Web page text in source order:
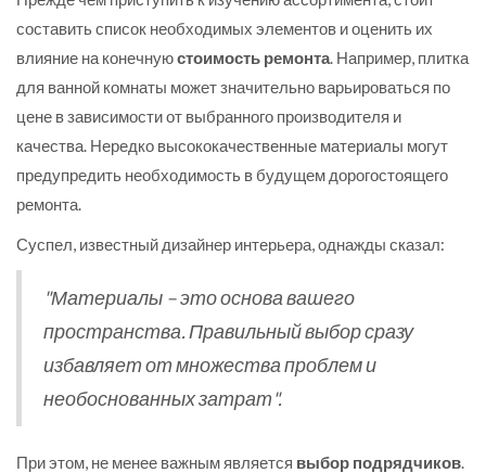
составить список необходимых элементов и оценить их
влияние на конечнуюстоимость ремонта. Например, плитка
для ванной комнаты может значительно варьироваться по
цене в зависимости от выбранного производителя и
качества. Нередко высококачественные материалы могут
предупредить необходимость в будущем дорогостоящего
ремонта.
Суспел, известный дизайнер интерьера, однажды сказал:
"Материалы – это основа вашего
пространства. Правильный выбор сразу
избавляет от множества проблем и
необоснованных затрат".
При этом, не менее важным является выбор подрядчиков.